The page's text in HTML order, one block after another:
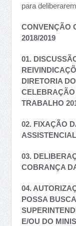
para
CONVENÇÃO
2018/2019
01.
DIRETORIA
TRABALHO
02. FIXAÇÃO
03.
COBRANÇA
04.
POSSA
E/OU DO